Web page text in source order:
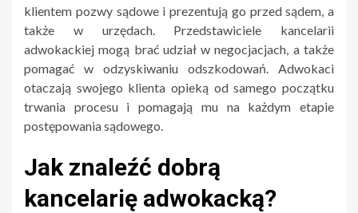
klientem pozwy sądowe i prezentują go przed sądem, a
także w urzędach. Przedstawiciele kancelarii
adwokackiej mogą brać udział w negocjacjach, a także
pomagać w odzyskiwaniu odszkodowań. Adwokaci
otaczają swojego klienta opieką od samego początku
trwania procesu i pomagają mu na każdym etapie
postępowania sądowego.
Jak znaleźć dobrą
kancelarię adwokacką?